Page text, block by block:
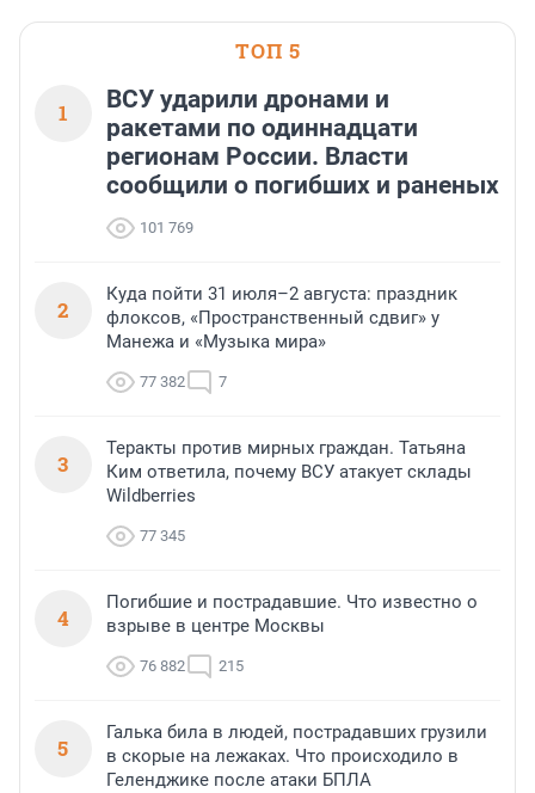
или готовый арендный
ТОП 5
1
ВСУ ударили дронами и
ракетами по одиннадцати
регионам России. Власти
сообщили о погибших и раненых
101 769
2
Куда пойти 31 июля–2 августа: праздник
флоксов, «Пространственный сдвиг» у
Манежа и «Музыка мира»
77 382 7
3
Теракты против мирных граждан. Татьяна
Ким ответила, почему ВСУ атакует склады
Wildberries
77 345
4
Погибшие и пострадавшие. Что известно о
взрыве в центре Москвы
76 882 215
5
Галька била в людей, пострадавших грузили
в скорые на лежаках. Что происходило в
Геленджике после атаки БПЛА